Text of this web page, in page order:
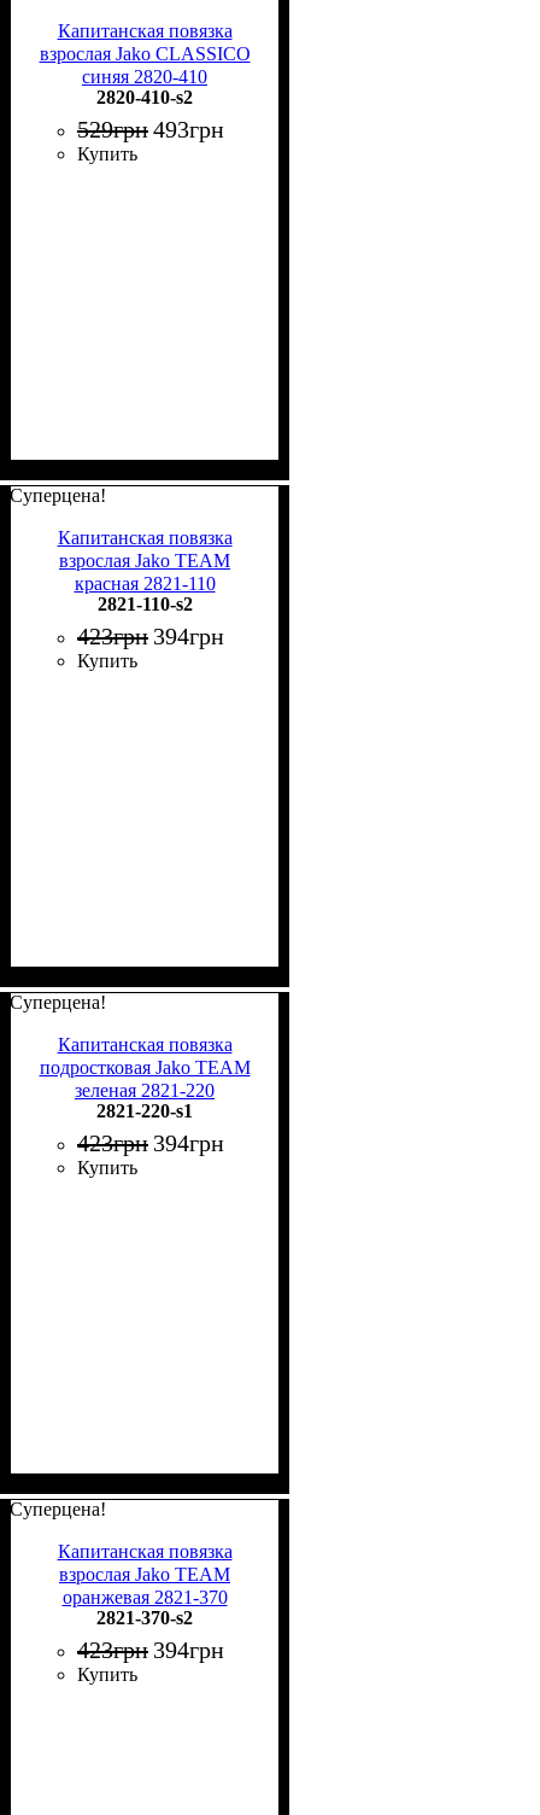
Капитанская повязка
взрослая Jako CLASSICO
синяя 2820-410
2820-410-s2
529грн493грн
Купить
Суперцена!
Капитанская повязка
взрослая Jako TEAM
красная 2821-110
2821-110-s2
423грн 394грн
Купить
Суперцена!
Капитанская повязка
подростковая Jako TEAM
зеленая 2821-220
2821-220-s1
423грн 394грн
Купить
Суперцена!
Капитанская повязка
взрослая Jako TEAM
оранжевая 2821-370
2821-370-s2
423грн 394грн
Купить